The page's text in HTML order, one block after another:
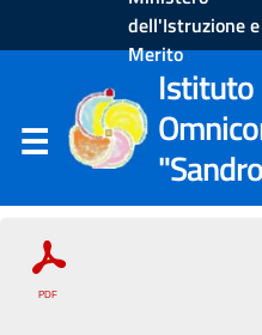
dell'Istruzione
Merito
Istituto